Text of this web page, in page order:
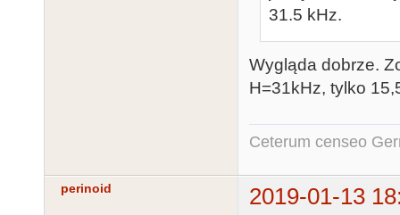
31.5 kHz.
Wygląda dobrze.
H=31kHz, tylko
Ceterum censeo
perinoid 2019-01-13